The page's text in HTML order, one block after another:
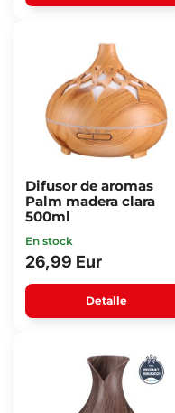
Difusor de aromas
Palm madera clara
500ml
En stock
26,99 Eur
Detalle